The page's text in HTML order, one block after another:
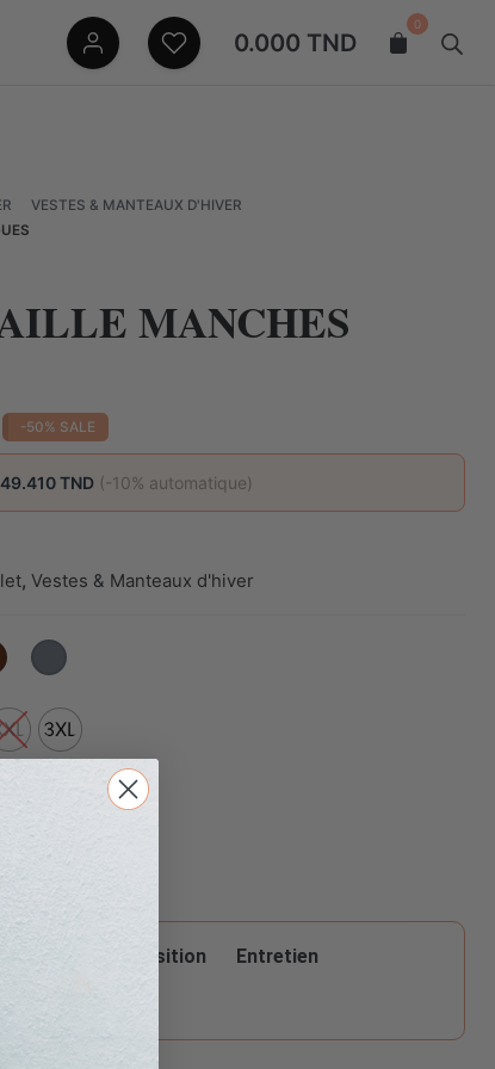
0.000 TND
0
VESTES & MANTEAUX D'HIVER
MANCHES
actuel
:
-50% SALE
49.410 TND (-10% automatique)
, Vestes & Manteaux d'hiver
3XL
Matière Composition Entretien
couvrante
produit :